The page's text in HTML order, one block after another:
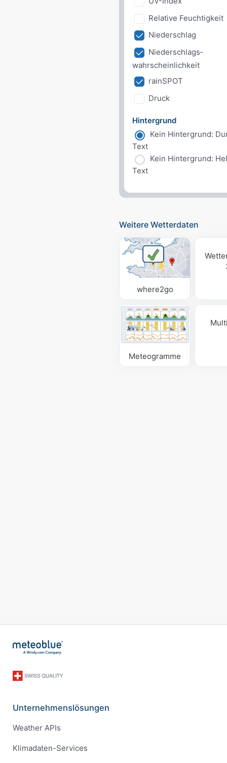
Relative Feuchtigkeit
Niederschlag
Niederschlags­
wahrscheinlichkeit
rainSPOT
Druck
Hintergrund
Kein Hintergrund:
Text
Kein Hintergrund:
Text
Weitere Wetterdaten
where2go
Meteogramme
Unternehmenslösungen
Weather APIs
Klimadaten-Services